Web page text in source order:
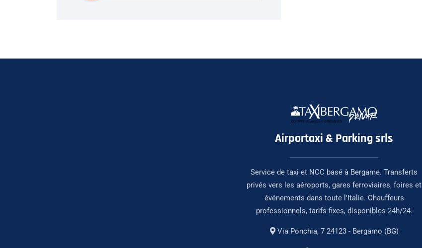
Airportaxi & Parking srls
Service de taxi et NCC basé à Bergame. Transferts
privés vers les aéroports, gares ferroviaires, foires et
événements dans toute l'Italie. Chauffeurs
professionnels, tarifs fixes, disponibles 24h/24.
Via Ponchia, 7 24123 - Bergamo (BG)